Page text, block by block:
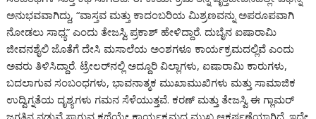
ಅನುಭವವಾಗಿದ್ದು, “ವಾಸ್ತವ ಮತ್ತು ಕಾದಂಬರಿಯ ಮಿಶ್ರಣವನ್ನು ಅಪರೂಪವಾಗಿ
ನೋಡಲು ಸಾಧ್ಯ” ಎಂದು ತೇಜಸ್ವಿ ಪ್ರಕಾಶ್ ಹೇಳಿದ್ದಾರೆ. ದುಬೈನ ಐಷಾರಾಮಿ
ಜೀವನಶೈಲಿ ಜೊತೆಗೆ ದೇಸಿ ಮಸಾಲೆಯ ಅಂಶಗಳೂ ಕಾರ್ಯಕ್ರಮದಲ್ಲಿವೆ ಎಂದು
ಅವರು ತಿಳಿಸಿದ್ದಾರೆ. ಟ್ರೇಲರ್‌ನಲ್ಲಿ ಅದ್ದೂರಿ ವಿಲ್ಲಾಗಳು, ಐಷಾರಾಮಿ ಕಾರುಗಳು,
ಬದಲಾಗುವ ಸಂಬಂಧಗಳು, ಭಾವನಾತ್ಮಕ ಮುಖಾಮುಖಿಗಳು ಮತ್ತು ಸಾಮಾಜಿಕ
ಉದ್ವಿಗ್ನತೆಯ ದೃಶ್ಯಗಳು ಗಮನ ಸೆಳೆಯುತ್ತವೆ. ಕರಣ್ ಮತ್ತು ತೇಜಸ್ವಿ ಈ ಗ್ಲಾಮರ್